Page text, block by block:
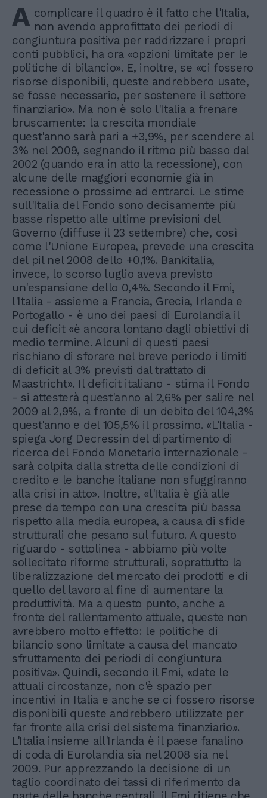
A complicare il quadro è il fatto che l'Italia,
non avendo approfittato dei periodi di
congiuntura positiva per raddrizzare i propri
conti pubblici, ha ora «opzioni limitate per le
politiche di bilancio». E, inoltre, se «ci fossero
risorse disponibili, queste andrebbero usate,
se fosse necessario, per sostenere il settore
finanziario». Ma non è solo l'Italia a frenare
bruscamente: la crescita mondiale
quest'anno sarà pari a +3,9%, per scendere al
3% nel 2009, segnando il ritmo più basso dal
2002 (quando era in atto la recessione), con
alcune delle maggiori economie già in
recessione o prossime ad entrarci. Le stime
sull'Italia del Fondo sono decisamente più
basse rispetto alle ultime previsioni del
Governo (diffuse il 23 settembre) che, così
come l'Unione Europea, prevede una crescita
del pil nel 2008 dello +0,1%. Bankitalia,
invece, lo scorso luglio aveva previsto
un'espansione dello 0,4%. Secondo il Fmi,
l'Italia - assieme a Francia, Grecia, Irlanda e
Portogallo - è uno dei paesi di Eurolandia il
cui deficit «è ancora lontano dagli obiettivi di
medio termine. Alcuni di questi paesi
rischiano di sforare nel breve periodo i limiti
di deficit al 3% previsti dal trattato di
Maastricht». Il deficit italiano - stima il Fondo
- si attesterà quest'anno al 2,6% per salire nel
2009 al 2,9%, a fronte di un debito del 104,3%
quest'anno e del 105,5% il prossimo. «L'Italia -
spiega Jorg Decressin del dipartimento di
ricerca del Fondo Monetario internazionale -
sarà colpita dalla stretta delle condizioni di
credito e le banche italiane non sfuggiranno
alla crisi in atto». Inoltre, «l'Italia è già alle
prese da tempo con una crescita più bassa
rispetto alla media europea, a causa di sfide
strutturali che pesano sul futuro. A questo
riguardo - sottolinea - abbiamo più volte
sollecitato riforme strutturali, soprattutto la
liberalizzazione del mercato dei prodotti e di
quello del lavoro al fine di aumentare la
produttività. Ma a questo punto, anche a
fronte del rallentamento attuale, queste non
avrebbero molto effetto: le politiche di
bilancio sono limitate a causa del mancato
sfruttamento dei periodi di congiuntura
positiva». Quindi, secondo il Fmi, «date le
attuali circostanze, non c'è spazio per
incentivi in Italia e anche se ci fossero risorse
disponibili queste andrebbero utilizzate per
far fronte alla crisi del sistema finanziario».
L'Italia insieme all'Irlanda è il paese fanalino
di coda di Eurolandia sia nel 2008 sia nel
2009. Pur apprezzando la decisione di un
taglio coordinato dei tassi di riferimento da